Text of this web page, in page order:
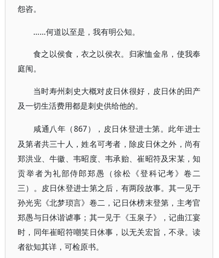
怨咨。
……何道以至是，我有明公知。
食之以侯食，衣之以侯衣。归家恤金帛，使我奉
庭闱。
当时寿州刺史大概对皮日休很好，皮日休的田产
及一切生活费用都是刺史供给他的。
咸通八年（867），皮日休登进士第。此年进士
及第者共三十人，姓名可考者，除皮日休之外，尚有
郑洪业、牛徽、韦昭度、韦承贻、崔昭符及宋某，知
贡举者为礼部侍郎郑愚（徐松《登科记考》卷二
三）。皮日休登进士第之后，有两段故事。其一见于
孙光宪《北梦琐言》卷二，记日休榜末登第，主考官
郑愚与日休谐谑事；其一见于《玉泉子》，记曲江宴
时，同年崔昭符嘲笑日休事，以无关宏旨，不录。读
者欲知其详，可检原书。